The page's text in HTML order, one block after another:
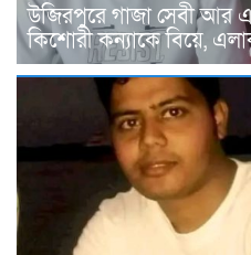
উজিরপুরে গাজা সেবী আর
কিশোরী কন্যাকে বিয়ে,